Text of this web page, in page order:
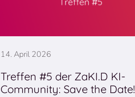
14. April 2026
Treffen #5 der ZaKI.D KI-
Community: Save the Date!